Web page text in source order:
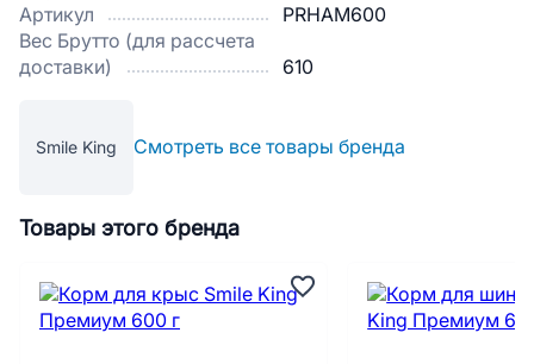
Артикул
PRHAM600
Вес Брутто (для рассчета
доставки)
610
Smile King Смотреть все товары бренда
Товары этого бренда